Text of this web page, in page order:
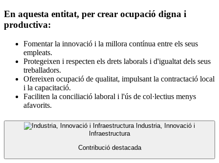
En aquesta entitat, per crear ocupació digna i
productiva:
Fomentar la innovació i la millora contínua entre els seus
empleats.
Protegeixen i respecten els drets laborals i d'igualtat dels seus
treballadors.
Ofereixen ocupació de qualitat, impulsant la contractació local
i la capacitació.
Faciliten la conciliació laboral i l'ús de col·lectius menys
afavorits.
Industria, Innovació i
Infraestructura
Contribució destacada